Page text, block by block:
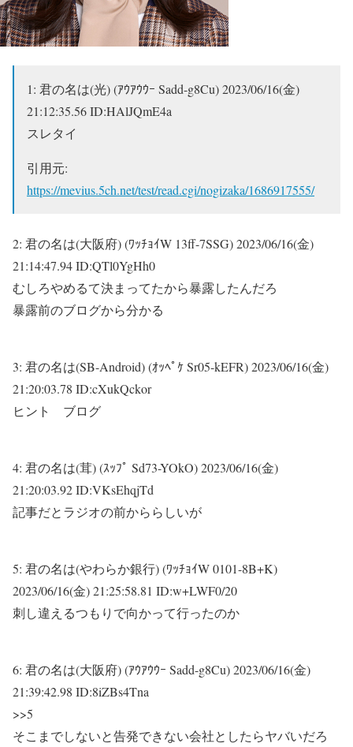
1: 君の名は(光) (ｱｳｱｳｳｰ Sadd-g8Cu)2023/06/16(金)
21:12:35.56 ID:HAlJQmE4a
スレタイ
引用元:
https://mevius.5ch.net/test/read.cgi/nogizaka/1686917555/
2: 君の名は(大阪府) (ﾜｯﾁｮｲW 13ff-7SSG)2023/06/16(金)
21:14:47.94 ID:QTl0YgHh0
むしろやめるて決まってたから暴露したんだろ
暴露前のブログから分かる
3: 君の名は(SB-Android) (ｵｯﾍﾟｹ Sr05-kEFR)2023/06/16(金)
21:20:03.78 ID:cXukQckor
ヒント ブログ
4: 君の名は(茸) (ｽｯﾌﾟ Sd73-YOkO)2023/06/16(金)
21:20:03.92 ID:VKsEhqjTd
記事だとラジオの前かららしいが
5: 君の名は(やわらか銀行) (ﾜｯﾁｮｲW 0101-8B+K)
2023/06/16(金) 21:25:58.81 ID:w+LWF0/20
刺し違えるつもりで向かって行ったのか
6: 君の名は(大阪府) (ｱｳｱｳｳｰ Sadd-g8Cu)2023/06/16(金)
21:39:42.98 ID:8iZBs4Tna
>>5
そこまでしないと告発できない会社としたらヤバいだろ